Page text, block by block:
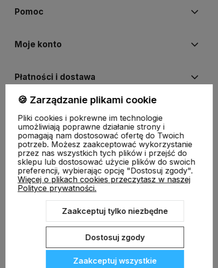
Pomoc
Moje konto
Płatności i dostawa
O nas
Sklep internetowy Shoper.pl Szablon Shoper Modern 3.0™
🍪 Zarządzanie plikami cookie
Pliki cookies i pokrewne im technologie
umożliwiają poprawne działanie strony i
pomagają nam dostosować ofertę do Twoich
potrzeb. Możesz zaakceptować wykorzystanie
przez nas wszystkich tych plików i przejść do
sklepu lub dostosować użycie plików do swoich
preferencji, wybierając opcję "Dostosuj zgody".
Więcej o plikach cookies przeczytasz w naszej
Polityce prywatności.
Zaakceptuj tylko niezbędne
Dostosuj zgody
Zaakceptuj wszystkie